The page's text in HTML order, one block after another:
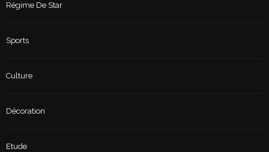
Régime De Star
Sports
Culture
Décoration
Etude